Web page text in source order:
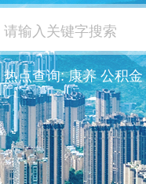
热点查询:康养 公积金